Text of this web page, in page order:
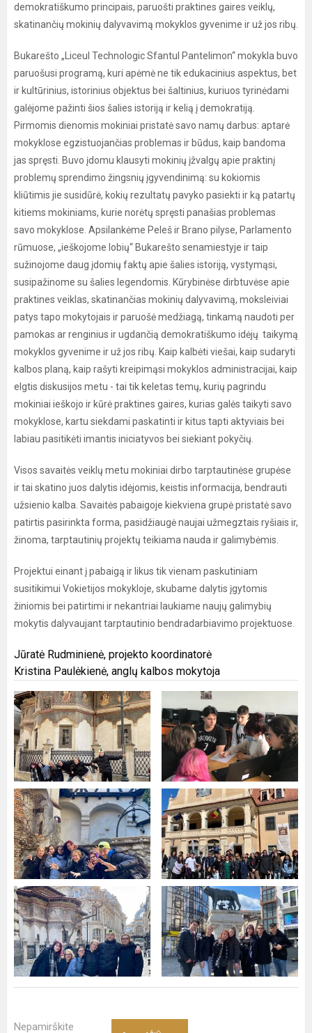
demokratiškumo principais, paruošti praktines gaires veiklų,
skatinančių mokinių dalyvavimą mokyklos gyvenime ir už jos ribų.
Bukarešto „Liceul Technologic Sfantul Pantelimon“ mokykla buvo
paruošusi programą, kuri apėmė ne tik edukacinius aspektus, bet
ir kultūrinius, istorinius objektus bei šaltinius, kuriuos tyrinėdami
galėjome pažinti šios šalies istoriją ir kelią į demokratiją.
Pirmomis dienomis mokiniai pristatė savo namų darbus: aptarė
mokyklose egzistuojančias problemas ir būdus, kaip bandoma
jas spręsti. Buvo įdomu klausyti mokinių įžvalgų apie praktinį
problemų sprendimo žingsnių įgyvendinimą: su kokiomis
kliūtimis jie susidūrė, kokių rezultatų pavyko pasiekti ir ką patartų
kitiems mokiniams, kurie norėtų spręsti panašias problemas
savo mokyklose. Apsilankėme Peleš ir Brano pilyse, Parlamento
rūmuose, „ieškojome lobių“ Bukarešto senamiestyje ir taip
sužinojome daug įdomių faktų apie šalies istoriją, vystymąsi,
susipažinome su šalies legendomis. Kūrybinėse dirbtuvėse apie
praktines veiklas, skatinančias mokinių dalyvavimą, moksleiviai
patys tapo mokytojais ir paruošė medžiagą, tinkamą naudoti per
pamokas ar renginius ir ugdančią demokratiškumo idėjų taikymą
mokyklos gyvenime ir už jos ribų. Kaip kalbėti viešai, kaip sudaryti
kalbos planą, kaip rašyti kreipimąsi mokyklos administracijai, kaip
elgtis diskusijos metu - tai tik keletas temų, kurių pagrindu
mokiniai ieškojo ir kūrė praktines gaires, kurias galės taikyti savo
mokyklose, kartu siekdami paskatinti ir kitus tapti aktyviais bei
labiau pasitikėti imantis iniciatyvos bei siekiant pokyčių.
Visos savaitės veiklų metu mokiniai dirbo tarptautinėse grupėse
ir tai skatino juos dalytis idėjomis, keistis informacija, bendrauti
užsienio kalba. Savaitės pabaigoje kiekviena grupė pristatė savo
patirtis pasirinkta forma, pasidžiaugė naujai užmegztais ryšiais ir,
žinoma, tarptautinių projektų teikiama nauda ir galimybėmis.
Projektui einant į pabaigą ir likus tik vienam paskutiniam
susitikimui Vokietijos mokykloje, skubame dalytis įgytomis
žiniomis bei patirtimi ir nekantriai laukiame naujų galimybių
mokytis dalyvaujant tarptautinio bendradarbiavimo projektuose.
Jūratė Rudminienė, projekto koordinatorė
Kristina Paulėkienė, anglų kalbos mokytoja
Nepamirškite